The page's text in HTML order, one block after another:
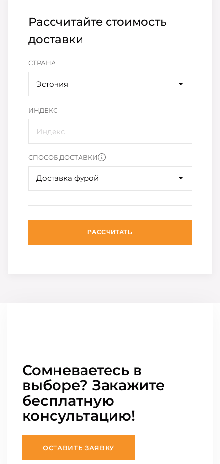
Рассчитайте стоимость
доставки
СТРАНА
Эстония
ИНДЕКС
СПОСОБ ДОСТАВКИ
Доставка фурой
РАССЧИТАТЬ
Сомневаетесь в
выборе? Закажите
бесплатную
консультацию!
ОСТАВИТЬ ЗАЯВКУ